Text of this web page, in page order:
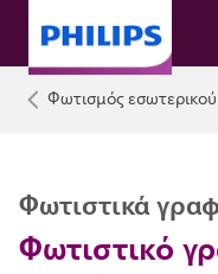
Φωτισμός
Φωτιστικό
Φωτιστικά